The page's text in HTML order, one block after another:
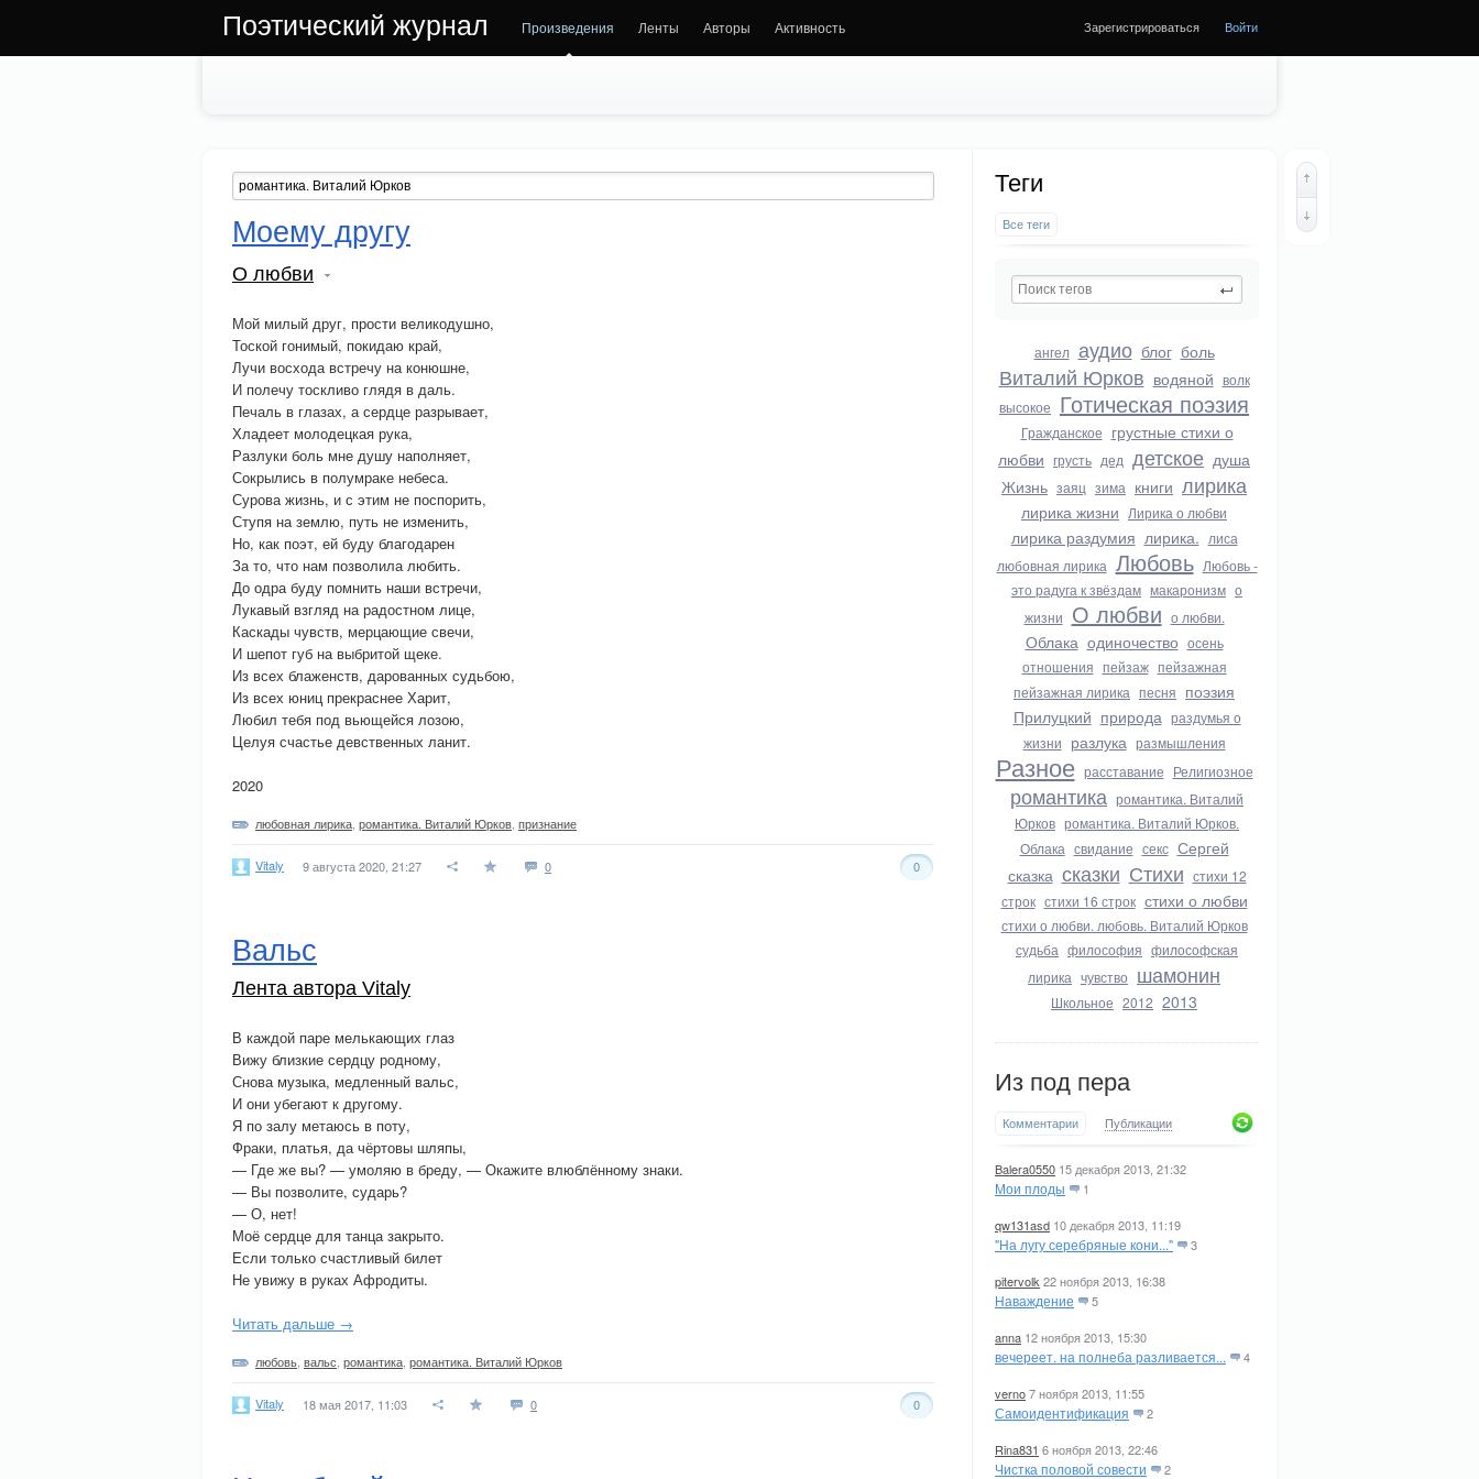
Поэтический журнал Произведения Ленты Авторы Активность Зарегистрироваться Войти
Теги
Все теги
ангел аудио блог боль
Виталий Юрков водяной волк
высокое Готическая поэзия
Гражданское грустные стихи о
любви грусть дед детское душа
Жизнь заяц зима книги лирика
лирика жизни Лирика о любви
лирика раздумия лирика. лиса
любовная лирика Любовь Любовь -
это радуга к звёздам макаронизм о
жизни О любви о любви.
Облака одиночество осень
отношения пейзаж пейзажная
пейзажная лирика песня поэзия
Прилуцкий природа раздумья о
жизни разлука размышления
Разное расставание Религиозное
романтика романтика. Виталий
Юрков романтика. Виталий Юрков.
Облака свидание секс Сергей
сказка сказки Стихи стихи 12
строк стихи 16 строк стихи о любви
стихи о любви. любовь. Виталий Юрков
судьба философия философская
лирика чувство шамонин
Школьное 2012 2013
Из под пера
Комментарии Публикации
Balera0550 15 декабря 2013, 21:32
Мои плоды 1
qw131asd 10 декабря 2013, 11:19
"На лугу серебряные кони..." 3
pitervolk 22 ноября 2013, 16:38
Наваждение 5
anna 12 ноября 2013, 15:30
вечереет. на полнеба разливается... 4
verno7 ноября 2013, 11:55
Самоидентификация 2
Rina831 6 ноября 2013, 22:46
Чистка половой совести 2
Моему другу
О любви
Мой милый друг, прости великодушно,
Тоской гонимый, покидаю край,
Лучи восхода встречу на конюшне,
И полечу тоскливо глядя в даль.
Печаль в глазах, а сердце разрывает,
Хладеет молодецкая рука,
Разлуки боль мне душу наполняет,
Сокрылись в полумраке небеса.
Сурова жизнь, и с этим не поспорить,
Ступя на землю, путь не изменить,
Но, как поэт, ей буду благодарен
За то, что нам позволила любить.
До одра буду помнить наши встречи,
Лукавый взгляд на радостном лице,
Каскады чувств, мерцающие свечи,
И шепот губ на выбритой щеке.
Из всех блаженств, дарованных судьбою,
Из всех юниц прекраснее Харит,
Любил тебя под вьющейся лозою,
Целуя счастье девственных ланит.
2020
любовная лирика романтика. Виталий Юрков признание
Vitaly 9 августа 2020, 21:27 0 0
Вальс
Лента автора Vitaly
В каждой паре мелькающих глаз
Вижу близкие сердцу родному,
Снова музыка, медленный вальс,
И они убегают к другому.
Я по залу метаюсь в поту,
Фраки, платья, да чёртовы шляпы,
— Где же вы? — умоляю в бреду, — Окажите влюблённому знаки.
— Вы позволите, сударь?
— О, нет!
Моё сердце для танца закрыто.
Если только счастливый билет
Не увижу в руках Афродиты.
Читать дальше →
любовь вальс романтика романтика. Виталий Юрков
Vitaly 18 мая 2017, 11:03 0 0